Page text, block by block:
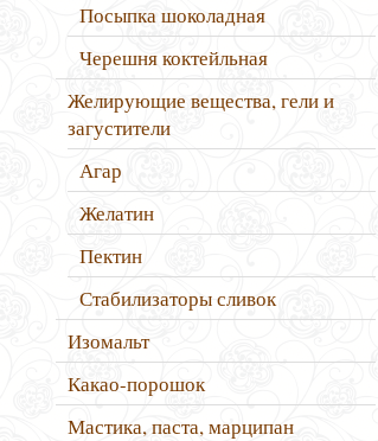
Посыпка шоколадная
Черешня коктейльная
Желирующие вещества, гели и
загустители
Агар
Желатин
Пектин
Стабилизаторы сливок
Изомальт
Какао-порошок
Мастика, паста, марципан